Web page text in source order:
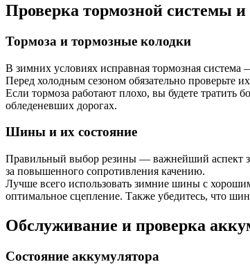
Проверка тормозной системы
Тормоза и тормозные колодки
В зимних условиях исправная тормозная система
Перед холодным сезоном обязательно проверьте
Если тормоза работают плохо, вы будете тратить
обледеневших дорогах.
Шины и их состояние
Правильный выбор резины — важнейший аспект
за повышенного сопротивления качению.
Лучше всего использовать зимние шины с
оптимальное сцепление. Также убедитесь, что
Обслуживание и проверка
Состояние аккумулятора